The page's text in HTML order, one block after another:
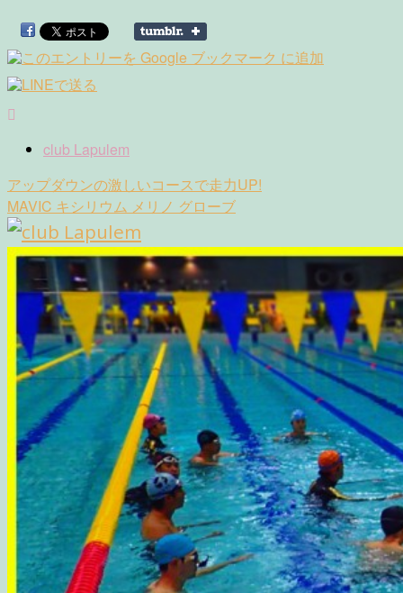
club Lapulem
Post
navigation
アップダウンの激しいコースで走力UP!
MAVIC キシリウム メリノ グローブ